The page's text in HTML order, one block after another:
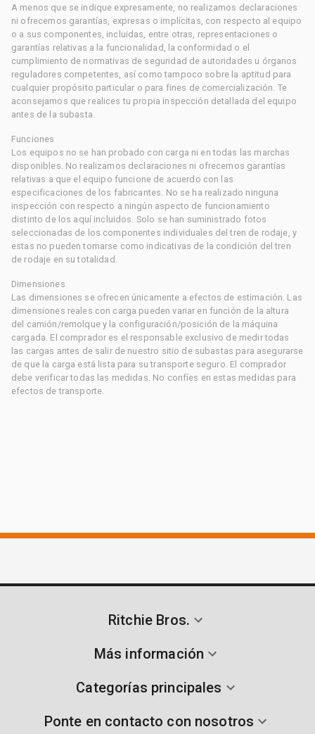
A menos que se indique expresamente, no realizamos declaraciones
ni ofrecemos garantías, expresas o implícitas, con respecto al equipo
o a sus componentes, incluidas, entre otras, representaciones o
garantías relativas a la funcionalidad, la conformidad o el
cumplimiento de normativas de seguridad de autoridades u órganos
reguladores competentes, así como tampoco sobre la aptitud para
cualquier propósito particular o para fines de comercialización. Te
aconsejamos que realices tu propia inspección detallada del equipo
antes de la subasta.
Funciones
Los equipos no se han probado con carga ni en todas las marchas
disponibles. No realizamos declaraciones ni ofrecemos garantías
relativas a que el equipo funcione de acuerdo con las
especificaciones de los fabricantes. No se ha realizado ninguna
inspección con respecto a ningún aspecto de funcionamiento
distinto de los aquí incluidos. Solo se han suministrado fotos
seleccionadas de los componentes individuales del tren de rodaje, y
estas no pueden tomarse como indicativas de la condición del tren
de rodaje en su totalidad.
Dimensiones
Las dimensiones se ofrecen únicamente a efectos de estimación. Las
dimensiones reales con carga pueden variar en función de la altura
del camión/remolque y la configuración/posición de la máquina
cargada. El comprador es el responsable exclusivo de medir todas
las cargas antes de salir de nuestro sitio de subastas para asegurarse
de que la carga está lista para su transporte seguro. El comprador
debe verificar todas las medidas. No confíes en estas medidas para
efectos de transporte.
Ritchie Bros.
Más información
Categorías principales
Ponte en contacto con nosotros